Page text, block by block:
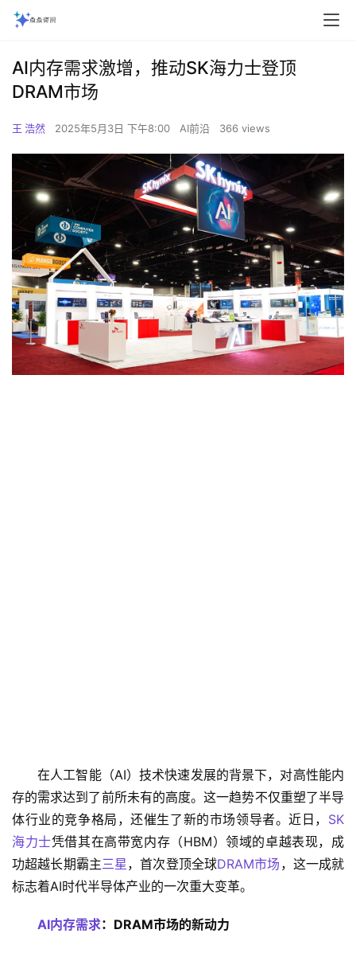
AI内存需求激增，推动SK海力士登顶
DRAM市场
王 浩然 2025年5月3日 下午8:00 AI前沿 366 views
在人工智能（AI）技术快速发展的背景下，对高性能内
存的需求达到了前所未有的高度。这一趋势不仅重塑了半导
体行业的竞争格局，还催生了新的市场领导者。近日， SK
海力士凭借其在高带宽内存（HBM）领域的卓越表现，成
功超越长期霸主三星 ，首次登顶全球DRAM市场 ，这一成就
标志着AI时代半导体产业的一次重大变革。
AI内存需求：DRAM市场的新动力